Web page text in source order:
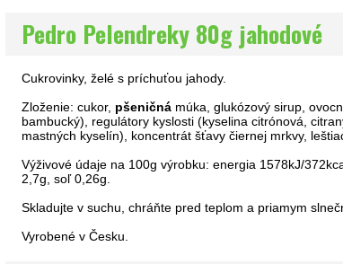
Pedro Pelendreky 80g jahodové
Cukrovinky, želé s príchuťou jahody.
Zloženie: cukor, pšeničná múka, glukózový sirup,
bambucký), regulátory kyslosti (kyselina citrónová,
mastných kyselín), koncentrát šťavy čiernej mrkvy,
Výživové údaje na 100g výrobku: energia 1578kJ/
2,7g, soľ 0,26g.
Skladujte v suchu, chráňte pred teplom a priamym
Vyrobené v Česku.